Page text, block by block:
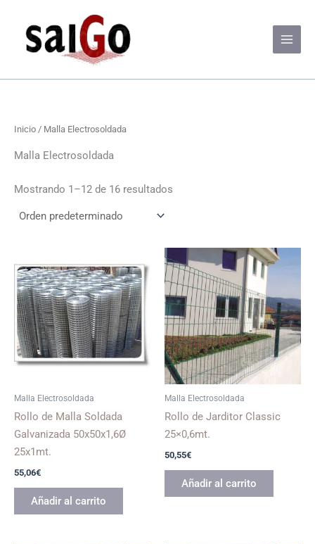
contenido
Inicio / Malla Electrosoldada
Malla Electrosoldada
Mostrando 1–12 de 16 resultados
Malla Electrosoldada
Rollo de Malla Soldada
Galvanizada 50x50x1,6Ø
25x1mt.
55,06€
Añadir al carrito
Malla Electrosoldada
Rollo de Jarditor Classic
25×0,6mt.
50,55€
Añadir al carrito